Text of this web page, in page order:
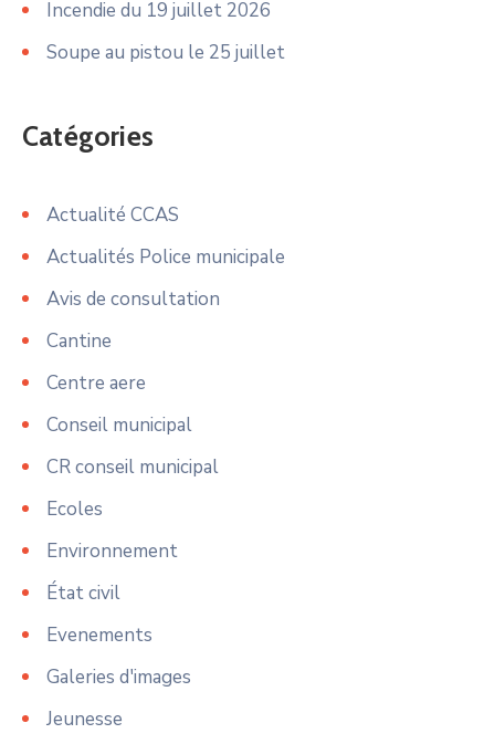
Incendie du 19 juillet 2026
Soupe au pistou le 25 juillet
Catégories
Actualité CCAS
Actualités Police municipale
Avis de consultation
Cantine
Centre aere
Conseil municipal
CR conseil municipal
Ecoles
Environnement
État civil
Evenements
Galeries d'images
Jeunesse